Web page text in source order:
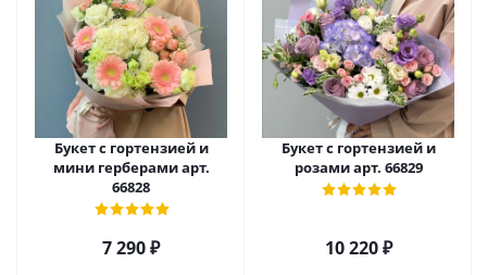
Букет с гортензией и
мини герберами арт.
66828
7 290₽
Букет с гортензией и
розами арт. 66829
10 220₽